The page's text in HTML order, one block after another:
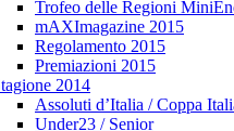
Trofeo delle Regioni
mAXImagazine 2015
Regolamento 2015
Premiazioni 2015
2014
Assoluti d’Italia / Coppa
Under23 / Senior